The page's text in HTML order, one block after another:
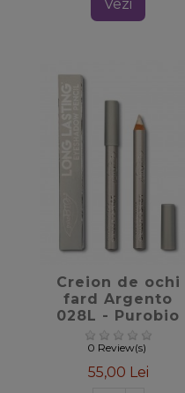
Vezi
favorite_border
Creion de ochi
fard Argento
028L - Purobio
0 Review(s)
55,00 Lei